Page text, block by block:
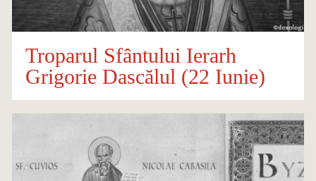
Troparul Sfântului Ierarh
Grigorie Dascălul (22 Iunie)